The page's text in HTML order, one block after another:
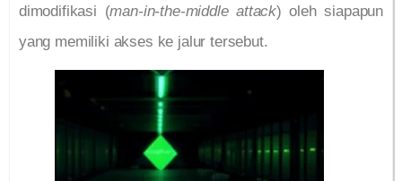
dimodifikasi (man-in-the-middle attack) oleh siapapun
yang memiliki akses ke jalur tersebut.